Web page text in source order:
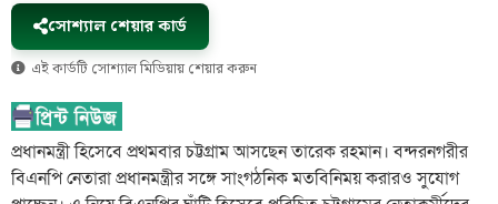
সোশ্যাল শেয়ার কার্ড
এই কার্ডটি সোশ্যাল মিডিয়ায় শেয়ার করুন
প্রধানমন্ত্রী হিসেবে প্রথমবার চট্টগ্রাম আসছেন তারেক রহমান। বন্দরনগরীর
বিএনপি নেতারা প্রধানমন্ত্রীর সঙ্গে সাংগঠনিক মতবিনিময় করারও সুযোগ